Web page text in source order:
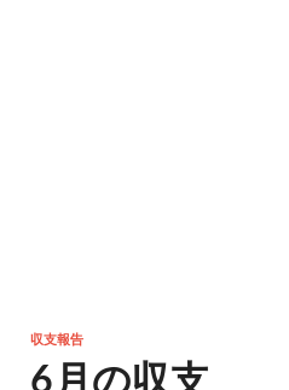
収支報告
6月の収支